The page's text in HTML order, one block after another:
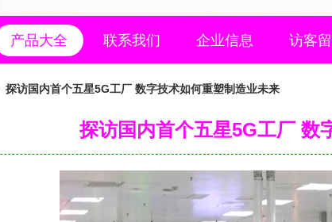
产品大全 联系我们 企业信息 访客
探访国内首个五星5G工厂 数字技术如何重塑制造业未来
探访国内首个五星5G工厂 数